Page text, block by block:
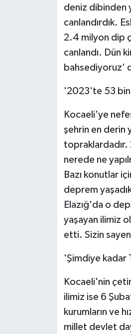
deniz dibinden
canlandırdık.
2.4 milyon dip
canlandı. Dün
bahsediyoruz'
'2023'te 53 bin
Kocaeli'ye
şehrin en derin
nerede ne
Bazı konutlar
deprem
Elazığ'da o
yaşayan ilimiz
etti. Sizin
'Şimdiye kadar
Kocaeli'nin
ilimiz ise 6
kurumların ve
millet devlet